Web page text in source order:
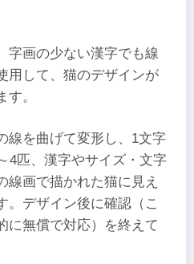
字画の少ない漢字でも線
用して、猫のデザインが
。
線を曲げて変形し、1文字
4匹、漢字やサイズ・文字
線画で描かれた猫に見え
。デザイン後に確認（こ
に無償で対応）を終えて